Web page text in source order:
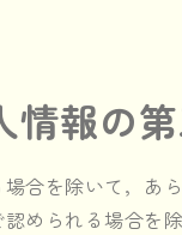
報の第
合を除いて，あ
められる場合を除